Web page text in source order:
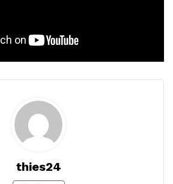
thies24